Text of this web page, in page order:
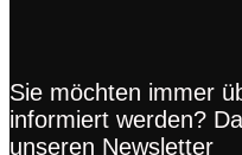
Sie möchten immer
informiert werden?
unseren Newsletter